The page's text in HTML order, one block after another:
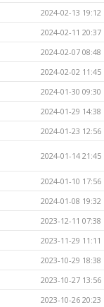
2024-02-13 19:12
2024-02-11 20:37
2024-02-07 08:48
2024-02-02 11:45
2024-01-30 09:30
2024-01-29 14:38
2024-01-23 12:56
2024-01-14 21:45
2024-01-10 17:56
2024-01-08 19:32
2023-12-11 07:38
2023-11-29 11:11
2023-10-29 18:38
2023-10-27 13:56
2023-10-26 20:23